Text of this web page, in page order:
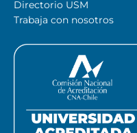
Directorio USM
Trabaja con nosotros